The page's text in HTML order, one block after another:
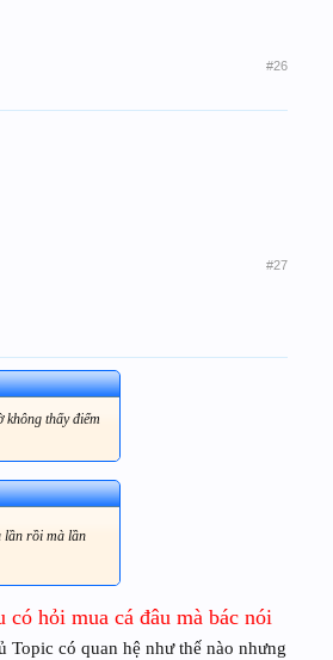
#26
#27
không thấy điểm
lần rồi mà lần
có hỏi mua cá đâu mà bác nói
có quan hệ như thế nào nhưng